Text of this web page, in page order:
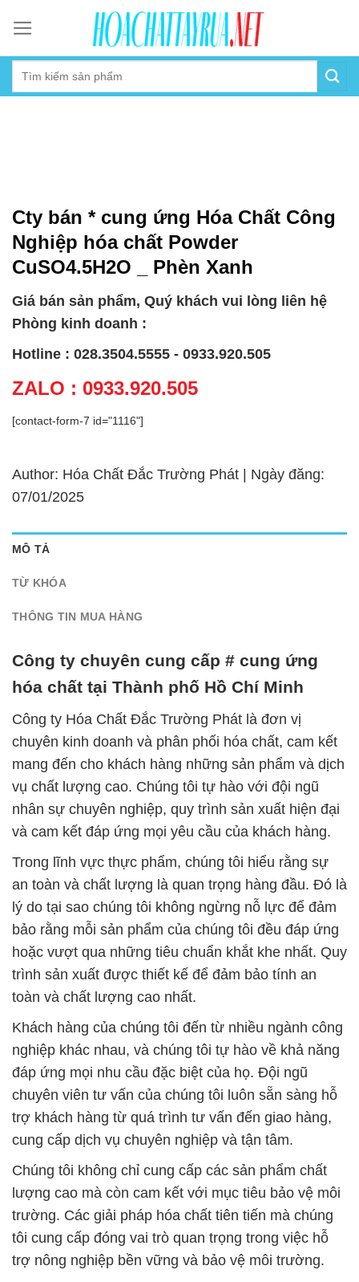
content
Cty bán * cung ứng Hóa Chất Công
Nghiệp hóa chất Powder
CuSO4.5H2O _ Phèn Xanh
Giá bán sản phẩm, Quý khách vui lòng liên hệ
Phòng kinh doanh :
Hotline : 028.3504.5555 - 0933.920.505
ZALO : 0933.920.505
[contact-form-7 id="1116"]
Author: Hóa Chất Đắc Trường Phát | Ngày đăng:
07/01/2025
MÔ TẢ
TỪ KHÓA
THÔNG TIN MUA HÀNG
Công ty chuyên cung cấp # cung ứng
hóa chất tại Thành phố Hồ Chí Minh
Công ty Hóa Chất Đắc Trường Phát là đơn vị
chuyên kinh doanh và phân phối hóa chất, cam kết
mang đến cho khách hàng những sản phẩm và dịch
vụ chất lượng cao. Chúng tôi tự hào với đội ngũ
nhân sự chuyên nghiệp, quy trình sản xuất hiện đại
và cam kết đáp ứng mọi yêu cầu của khách hàng.
Trong lĩnh vực thực phẩm, chúng tôi hiểu rằng sự
an toàn và chất lượng là quan trọng hàng đầu. Đó là
lý do tại sao chúng tôi không ngừng nỗ lực để đảm
bảo rằng mỗi sản phẩm của chúng tôi đều đáp ứng
hoặc vượt qua những tiêu chuẩn khắt khe nhất. Quy
trình sản xuất được thiết kế để đảm bảo tính an
toàn và chất lượng cao nhất.
Khách hàng của chúng tôi đến từ nhiều ngành công
nghiệp khác nhau, và chúng tôi tự hào về khả năng
đáp ứng mọi nhu cầu đặc biệt của họ. Đội ngũ
chuyên viên tư vấn của chúng tôi luôn sẵn sàng hỗ
trợ khách hàng từ quá trình tư vấn đến giao hàng,
cung cấp dịch vụ chuyên nghiệp và tận tâm.
Chúng tôi không chỉ cung cấp các sản phẩm chất
lượng cao mà còn cam kết với mục tiêu bảo vệ môi
trường. Các giải pháp hóa chất tiên tiến mà chúng
tôi cung cấp đóng vai trò quan trọng trong việc hỗ
trợ nông nghiệp bền vững và bảo vệ môi trường.